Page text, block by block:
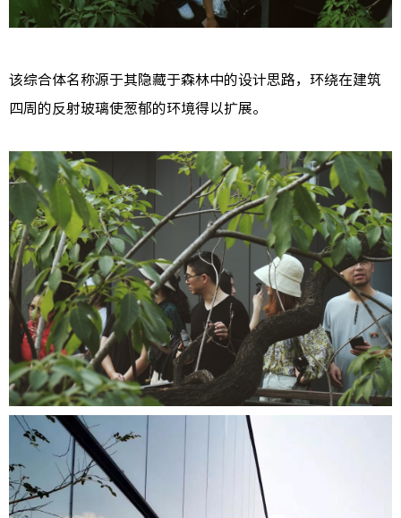
该综合体名称源于其隐藏于森林中的设计思路，环绕在建筑
四周的反射玻璃使葱郁的环境得以扩展。